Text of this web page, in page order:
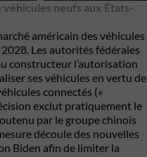
neufs aux États-
américain des véhicules
Les autorités fédérales
constructeur l’autorisation
ses véhicules en vertu de
connectés («
exclut pratiquement le
par le groupe chinois
découle des nouvelles
Biden afin de limiter la